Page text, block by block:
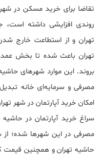
تقاضا برای خرید مسکن در
روندی افزایشی داشته
تهران و از استطاعت خارج
تهران باعث شده تا بخش
بروند. این موارد شهرهای
مصرفی و سرمایه‌ای خانه
امکان خرید آپارتمان در شهر
سراغ خرید آپارتمان در
مصرفی در این شهرها شده؛ از
حاشیه تهران و همچنین قیمت